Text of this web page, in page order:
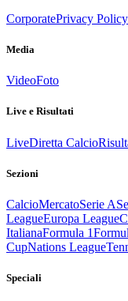
CorporatePrivacy Policy
Media
VideoFoto
Live e Risultati
LiveDiretta Calcio
Sezioni
CalcioMercatoSerie A
LeagueEuropa League
ItalianaFormula 1
CupNations League
Speciali